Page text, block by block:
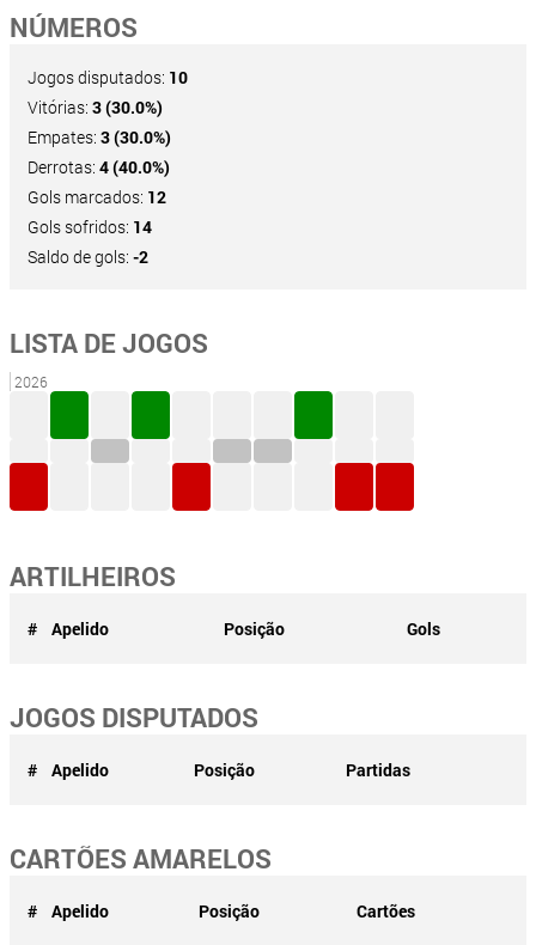
NÚMEROS
Jogos disputados: 10
Vitórias: 3 (30.0%)
Empates: 3 (30.0%)
Derrotas: 4 (40.0%)
Gols marcados: 12
Gols sofridos: 14
Saldo de gols: -2
LISTA DE JOGOS
2026
ARTILHEIROS
# Apelido Posição Gols
JOGOS DISPUTADOS
# Apelido Posição Partidas
CARTÕES AMARELOS
# Apelido Posição Cartões